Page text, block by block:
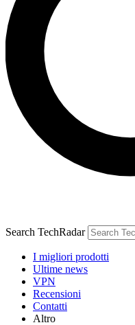
Search TechRadar
I migliori prodotti
Ultime news
VPN
Recensioni
Contatti
Altro